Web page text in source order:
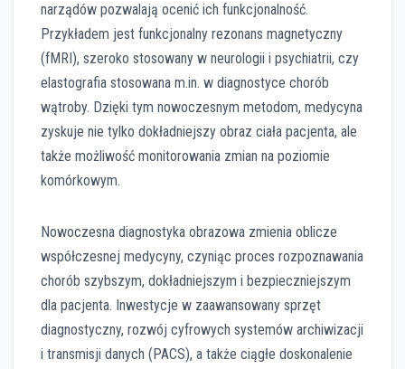
narządów pozwalają ocenić ich funkcjonalność.
Przykładem jest funkcjonalny rezonans magnetyczny
(fMRI), szeroko stosowany w neurologii i psychiatrii, czy
elastografia stosowana m.in. w diagnostyce chorób
wątroby. Dzięki tym nowoczesnym metodom, medycyna
zyskuje nie tylko dokładniejszy obraz ciała pacjenta, ale
także możliwość monitorowania zmian na poziomie
komórkowym.
Nowoczesna diagnostyka obrazowa zmienia oblicze
współczesnej medycyny, czyniąc proces rozpoznawania
chorób szybszym, dokładniejszym i bezpieczniejszym
dla pacjenta. Inwestycje w zaawansowany sprzęt
diagnostyczny, rozwój cyfrowych systemów archiwizacji
i transmisji danych (PACS), a także ciągłe doskonalenie